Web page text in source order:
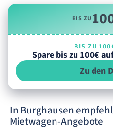
BIS ZU
BIS ZU
Spare bis zu 100€
Zu den
In Burghausen
Mietwagen-Angebote